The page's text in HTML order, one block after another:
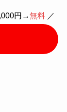
円→無料／